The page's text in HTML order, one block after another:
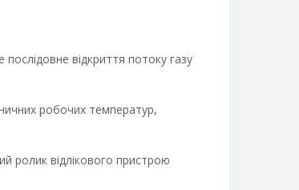
відкриття потоку газу
робочих температур,
ролик відлікового пристрою